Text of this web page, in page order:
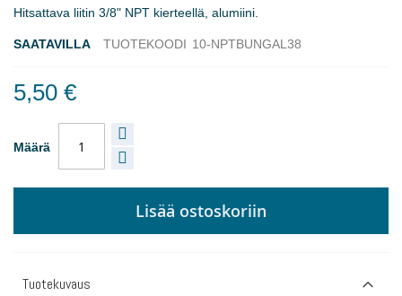
the
gallery
Hitsattava liitin 3/8" NPT kierteellä, alumiini.
SAATAVILLA TUOTEKOODI 10-NPTBUNGAL38
5,50 €
Määrä
Lisää ostoskoriin
Tuotekuvaus